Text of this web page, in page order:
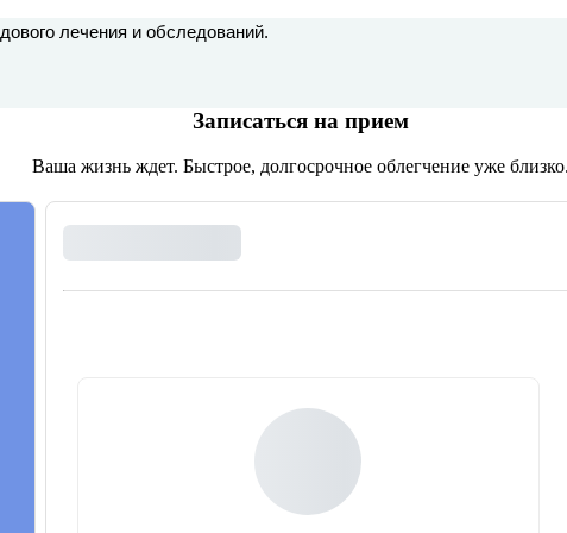
лечения и обследований.
Записаться на прием
Ваша жизнь ждет. Быстрое, долгосрочное облегчение уже